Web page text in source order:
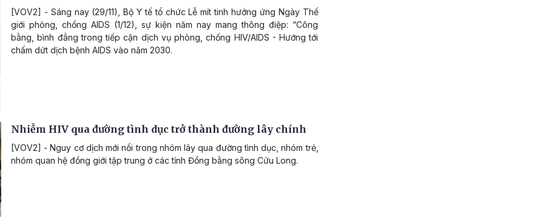
[VOV2] - Sáng nay (29/11), Bộ Y tế tổ chức Lễ mít tinh hưởng ứng Ngày Thế
giới phòng, chống AIDS (1/12), sự kiện năm nay mang thông điệp: “Công
bằng, bình đẳng trong tiếp cận dịch vụ phòng, chống HIV/AIDS - Hướng tới
chấm dứt dịch bệnh AIDS vào năm 2030.
Nhiễm HIV qua đường tình dục trở thành đường lây chính
[VOV2] - Nguy cơ dịch mới nổi trong nhóm lây qua đường tình dục, nhóm trẻ,
nhóm quan hệ đồng giới tập trung ở các tỉnh Đồng bằng sông Cửu Long.